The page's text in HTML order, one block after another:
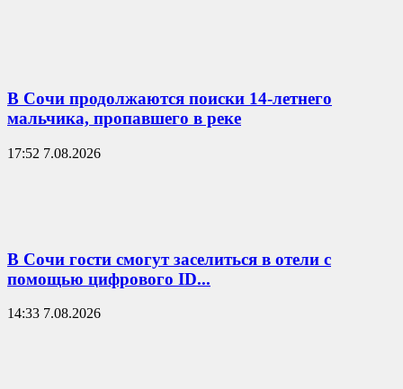
В Сочи продолжаются поиски 14-летнего
мальчика, пропавшего в реке
17:52 7.08.2026
В Сочи гости смогут заселиться в отели с
помощью цифрового ID...
14:33 7.08.2026